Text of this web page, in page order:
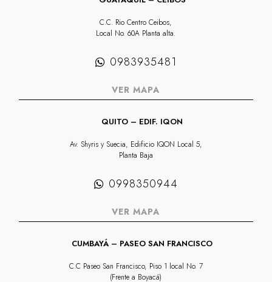
C.C. Rio Centro Ceibos,
Local No. 60A Planta alta.
0983935481
VER MAPA
QUITO – EDIF. IQON
Av. Shyris y Suecia, Edificio IQON Local 5,
Planta Baja
0998350944
VER MAPA
CUMBAYÁ – PASEO SAN FRANCISCO
C.C Paseo San Francisco, Piso 1 local No. 7
(Frente a Boyacá)